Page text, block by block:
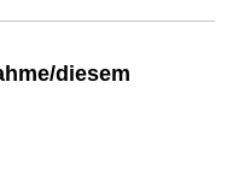
diesem